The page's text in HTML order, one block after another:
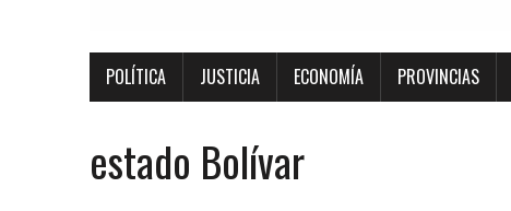
POLÍTICA JUSTICIA ECONOMÍA PROVINCIAS
estado Bolívar